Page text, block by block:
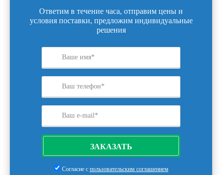
Ответим в течение часа, отправим цены и
условия поставки, предложим индивидуальные
решения
ЗАКАЗАТЬ
Согласие с пользовательским соглашением